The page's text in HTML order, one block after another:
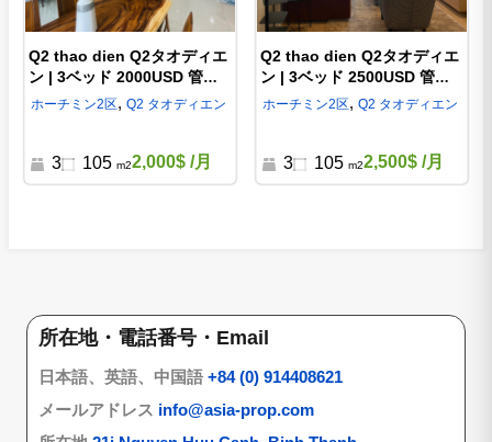
Q2 thao dien Q2タオディエ
ン | 3ベッド 2000USD 管理
費別 ホーチミン2区 賃貸マ
ホーチミン2区, Q2 タオディエン
3 105 m22,000$ /月
Q2 thao dien Q2タオディエ
ン | 3ベッド 2500USD 管理
費込ホーチミン2区 賃貸マ
ホーチミン2区, Q2 タオディエン
3 105 m22,500$ /月
所在地・電話番号・Email
日本語、英語、中国語 +84 (0) 914408621
メールアドレス info@asia-prop.com